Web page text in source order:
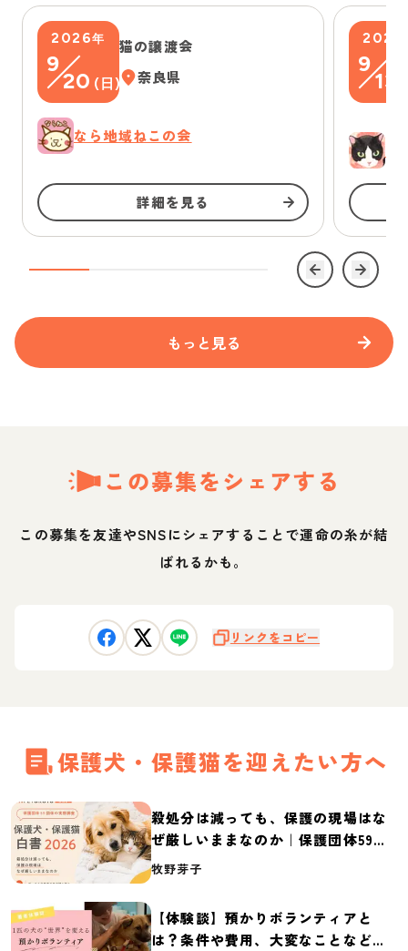
2026年
9
20 ( 日)
猫の譲渡会
奈良県
なら地域ねこの会
詳細を見る
2026
9
13
ゆ
もっと見る
この募集をシェアする
この募集を友達やSNSにシェアすることで運命の糸が結
ばれるかも。
リンクをコピー
保護犬・保護猫を迎えたい方へ
殺処分は減っても、保護の現場はな
ぜ厳しいままなのか｜保護団体59団
体の実態調査【保護犬・保護猫白書
牧野芽子
【体験談】預かりボランティアと
は？条件や費用、大変なことなど紹